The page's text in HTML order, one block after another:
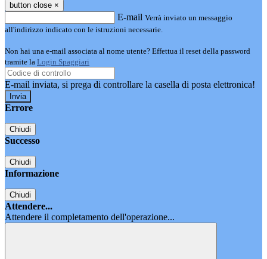
button close ×
E-mail Verrà inviato un messaggio
all'indirizzo indicato con le istruzioni necessarie.
Non hai una e-mail associata al nome utente? Effettua il reset della password
tramite la Login Spaggiari
E-mail inviata, si prega di controllare la casella di posta elettronica!
Errore
Chiudi
Successo
Chiudi
Informazione
Chiudi
Attendere...
Attendere il completamento dell'operazione...